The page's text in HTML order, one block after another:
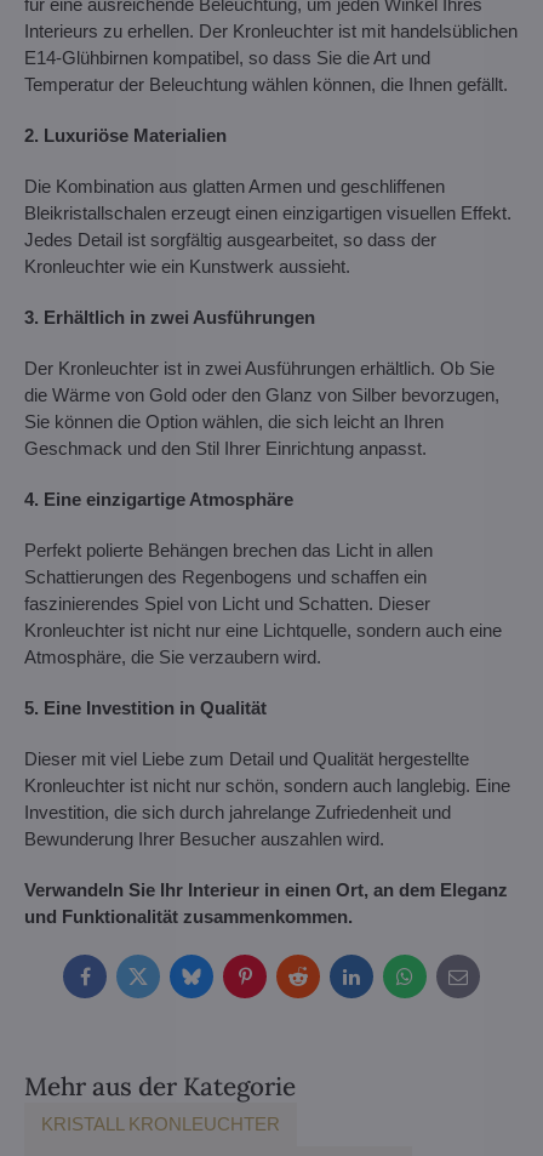
für eine ausreichende Beleuchtung, um jeden Winkel Ihres
Interieurs zu erhellen. Der Kronleuchter ist mit handelsüblichen
E14-Glühbirnen kompatibel, so dass Sie die Art und
Temperatur der Beleuchtung wählen können, die Ihnen gefällt.
2. Luxuriöse Materialien
Die Kombination aus glatten Armen und geschliffenen
Bleikristallschalen erzeugt einen einzigartigen visuellen Effekt.
Jedes Detail ist sorgfältig ausgearbeitet, so dass der
Kronleuchter wie ein Kunstwerk aussieht.
3. Erhältlich in zwei Ausführungen
Der Kronleuchter ist in zwei Ausführungen erhältlich. Ob Sie
die Wärme von Gold oder den Glanz von Silber bevorzugen,
Sie können die Option wählen, die sich leicht an Ihren
Geschmack und den Stil Ihrer Einrichtung anpasst.
4. Eine einzigartige Atmosphäre
Perfekt polierte Behängen brechen das Licht in allen
Schattierungen des Regenbogens und schaffen ein
faszinierendes Spiel von Licht und Schatten. Dieser
Kronleuchter ist nicht nur eine Lichtquelle, sondern auch eine
Atmosphäre, die Sie verzaubern wird.
5. Eine Investition in Qualität
Dieser mit viel Liebe zum Detail und Qualität hergestellte
Kronleuchter ist nicht nur schön, sondern auch langlebig. Eine
Investition, die sich durch jahrelange Zufriedenheit und
Bewunderung Ihrer Besucher auszahlen wird.
Verwandeln Sie Ihr Interieur in einen Ort, an dem Eleganz
und Funktionalität zusammenkommen.
FacebookTwitterBlueskyPinterestRedditLinkedInWhatsApp
E-
mail
Mehr aus der Kategorie
KRISTALL KRONLEUCHTER